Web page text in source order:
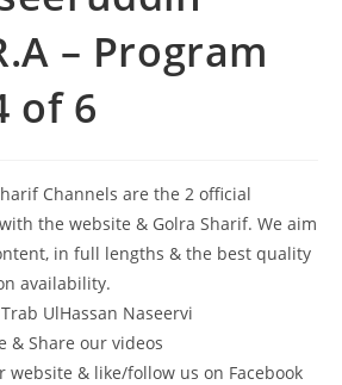
– Program
of 6
Channels are the 2 official
the website & Golra Sharif. We aim
in full lengths & the best quality
availability.
UlHassan Naseervi
& Share our videos
website & like/follow us on Facebook